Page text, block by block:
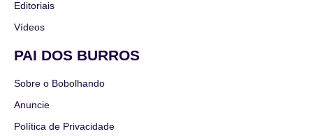
Editoriais
Vídeos
PAI DOS BURROS
Sobre o Bobolhando
Anuncie
Política de Privacidade